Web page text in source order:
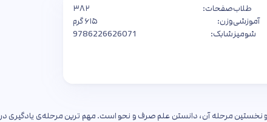
طلاب
آموزشی
شومیز
صفحات:
۳۸۲
وزن:
۶۱۵ گرم
شابک:
9786226626071
و نخستین مرحله آن، دانستن علم صرف و نحو است. مهم ترین مرحله‌ی یادگیری در